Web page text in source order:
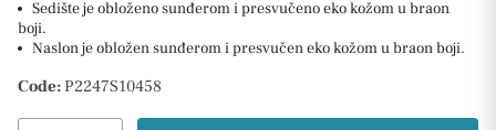
Sedište je obloženo sunđerom i presvučeno eko kožom u braon
boji.
Naslon je obložen sunđerom i presvučen eko kožom u braon boji.
Code: P2247S10458